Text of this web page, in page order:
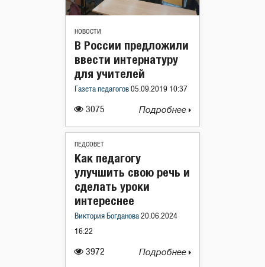
НОВОСТИ
3075
В России предложили
ввести интернатуру
для учителей
Газета педагогов 05.09.2019 10:37
Подробнее
ПЕДСОВЕТ
3972
Как педагогу
улучшить свою речь и
сделать уроки
интереснее
Виктория Богданова 20.06.2024
16:22
Подробнее